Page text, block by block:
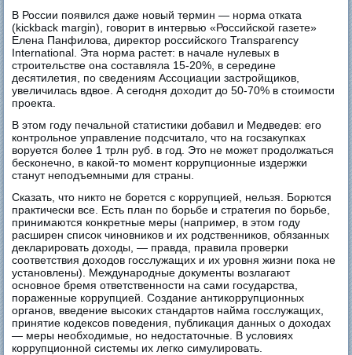
В России появился даже новый термин — норма отката
(kickback margin), говорит в интервью «Российской газете»
Елена Панфилова, директор российского Transparency
International. Эта норма растет: в начале нулевых в
строительстве она составляла 15-20%, в середине
десятилетия, по сведениям Ассоциации застройщиков,
увеличилась вдвое. А сегодня доходит до 50-70% в стоимости
проекта.
В этом году печальной статистики добавил и Медведев: его
контрольное управление подсчитало, что на госзакупках
воруется более 1 трлн руб. в год. Это не может продолжаться
бесконечно, в какой-то момент коррупционные издержки
станут неподъемными для страны.
Сказать, что никто не борется с коррупцией, нельзя. Борются
практически все. Есть план по борьбе и стратегия по борьбе,
принимаются конкретные меры (например, в этом году
расширен список чиновников и их родственников, обязанных
декларировать доходы, — правда, правила проверки
соответствия доходов госслужащих и их уровня жизни пока не
установлены). Международные документы возлагают
основное бремя ответственности на сами государства,
пораженные коррупцией. Создание антикоррупционных
органов, введение высоких стандартов найма госслужащих,
принятие кодексов поведения, публикация данных о доходах
— меры необходимые, но недостаточные. В условиях
коррупционной системы их легко симулировать.